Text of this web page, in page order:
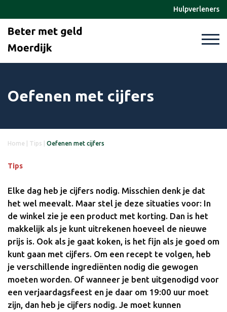
Hulpverleners
Oefenen met cijfers
Home Tips Oefenen met cijfers
Tips
Elke dag heb je cijfers nodig. Misschien denk je dat
het wel meevalt. Maar stel je deze situaties voor: In
de winkel zie je een product met korting. Dan is het
makkelijk als je kunt uitrekenen hoeveel de nieuwe
prijs is. Ook als je gaat koken, is het fijn als je goed om
kunt gaan met cijfers. Om een recept te volgen, heb
je verschillende ingrediënten nodig die gewogen
moeten worden. Of wanneer je bent uitgenodigd voor
een verjaardagsfeest en je daar om 19:00 uur moet
zijn, dan heb je cijfers nodig. Je moet kunnen